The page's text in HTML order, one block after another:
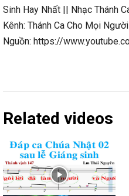
Sinh Hay Nhất || Nhạc Thánh
Kênh: Thánh Ca Cho Mọi Người
Nguồn: https://
Related videos